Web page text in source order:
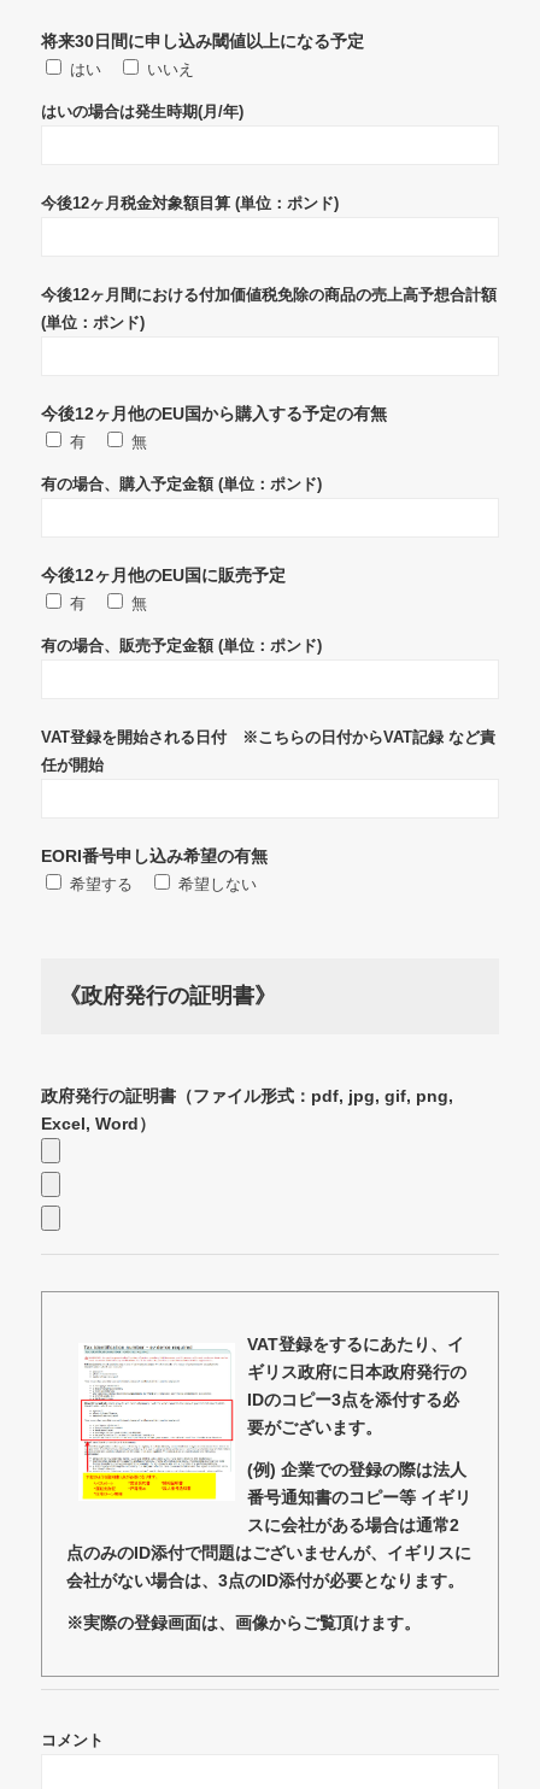
将来30日間に申し込み閾値以上になる予定
はい いいえ
はいの場合は発生時期(月/年)
今後12ヶ月税金対象額目算 (単位：ポンド)
今後12ヶ月間における付加価値税免除の商品の売上高予想合計額
(単位：ポンド)
今後12ヶ月他のEU国から購入する予定の有無
有 無
有の場合、購入予定金額 (単位：ポンド)
今後12ヶ月他のEU国に販売予定
有 無
有の場合、販売予定金額 (単位：ポンド)
VAT登録を開始される日付 ※こちらの日付からVAT記録 など責
任が開始
EORI番号申し込み希望の有無
希望する 希望しない
《政府発行の証明書》
政府発行の証明書（ファイル形式：pdf, jpg, gif, png,
Excel, Word）
VAT登録をするにあたり、イ
ギリス政府に日本政府発行の
IDのコピー3点を添付する必
要がございます。
(例) 企業での登録の際は法人
番号通知書のコピー等 イギリ
スに会社がある場合は通常2
点のみのID添付で問題はございませんが、イギリスに
会社がない場合は、3点のID添付が必要となります。
※実際の登録画面は、画像からご覧頂けます。
コメント